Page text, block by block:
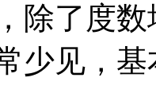
除了度
少见，